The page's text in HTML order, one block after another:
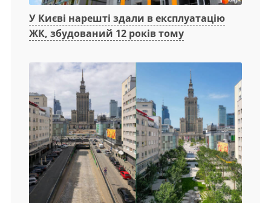
У Києві нарешті здали в експлуатацію
ЖК, збудований 12 років тому